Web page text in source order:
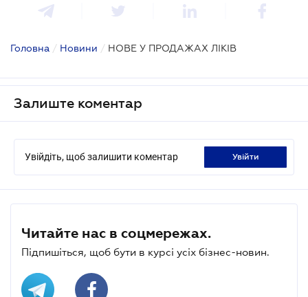
Головна / Новини / НОВЕ У ПРОДАЖАХ ЛІКІВ
Залиште коментар
Увійдіть, щоб залишити коментар увійти
Читайте нас в соцмережах.
Підпишіться, щоб бути в курсі усіх бізнес-новин.